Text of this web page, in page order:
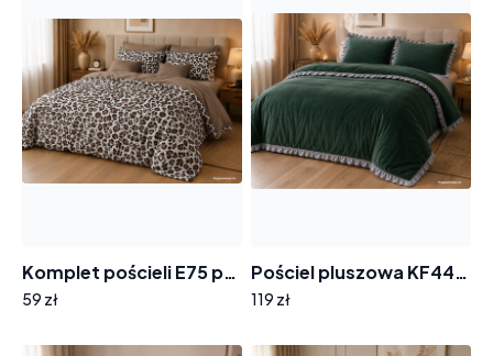
Komplet pościeli E75 panterka
59 zł
Pościel pluszowa KF447 butelka
119 zł